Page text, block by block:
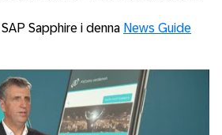
Sapphire i denna News Guide